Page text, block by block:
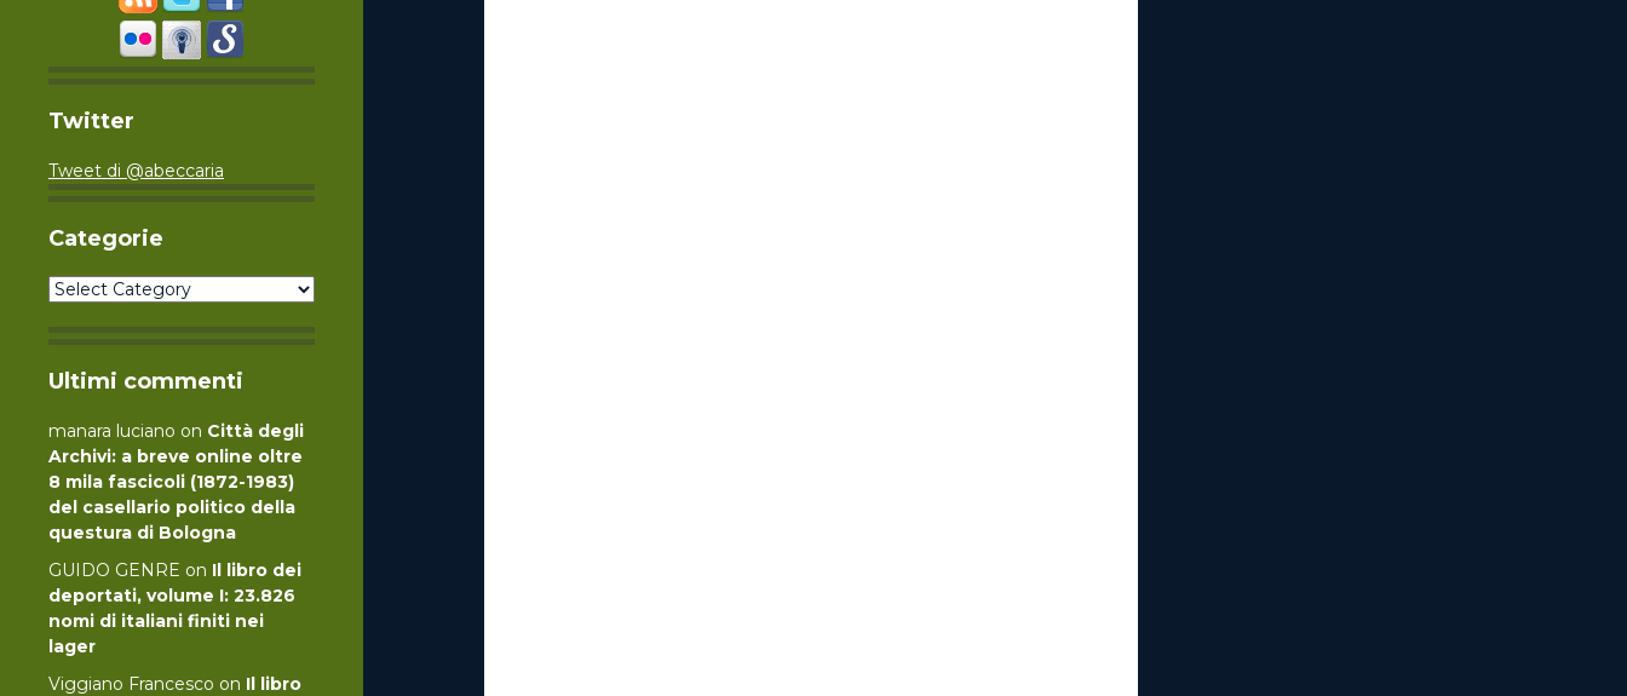
Twitter
Tweet di @abeccaria
Categorie
Categorie
Ultimi commenti
manara luciano on Città degli
Archivi: a breve online oltre
8 mila fascicoli (1872-1983)
del casellario politico della
questura di Bologna
GUIDO GENRE on Il libro dei
deportati, volume I: 23.826
nomi di italiani finiti nei
lager
Viggiano Francesco on Il libro